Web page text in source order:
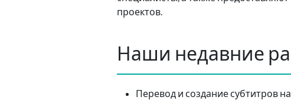
проектов.
Наши недавние
Перевод и создание субтитров